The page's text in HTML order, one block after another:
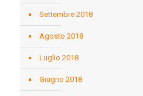
Settembre 2018
Agosto 2018
Luglio 2018
Giugno 2018